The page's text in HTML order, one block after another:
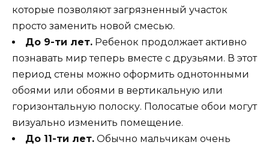
которые позволяют загрязненный участок
просто заменить новой смесью.
До 9-ти лет. Ребенок продолжает активно
познавать мир теперь вместе с друзьями. В этот
период стены можно оформить однотонными
обоями или обоями в вертикальную или
горизонтальную полоску. Полосатые обои могут
визуально изменить помещение.
До 11-ти лет. Обычно мальчикам очень